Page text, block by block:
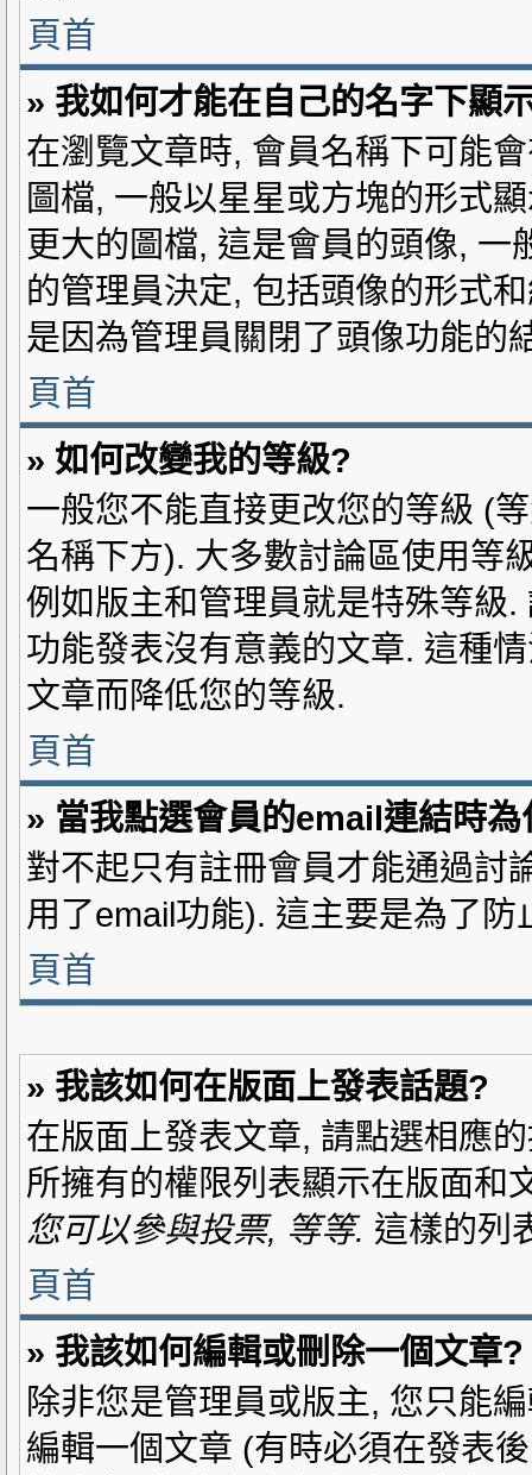
頁首
» 我如何才能在自己的名字下顯
在瀏覽文章時, 會員名稱下可能
圖檔, 一般以星星或方塊的形式
更大的圖檔, 這是會員的頭像,
的管理員決定, 包括頭像的形式
是因為管理員關閉了頭像功能的
頁首
» 如何改變我的等級?
一般您不能直接更改您的等級 (
名稱下方). 大多數討論區使用等
例如版主和管理員就是特殊等級
功能發表沒有意義的文章. 這種
文章而降低您的等級.
頁首
» 當我點選會員的email連結時
對不起只有註冊會員才能通過討
用了email功能). 這主要是為了
頁首
» 我該如何在版面上發表話題?
在版面上發表文章, 請點選相應
所擁有的權限列表顯示在版面和
您可以參與投票, 等等. 這樣的列
頁首
» 我該如何編輯或刪除一個文章?
除非您是管理員或版主, 您只能
編輯一個文章 (有時必須在發表